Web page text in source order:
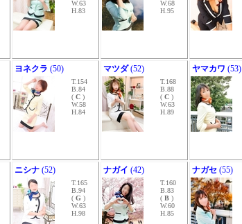
W.63
H.83
W.68
H.95
ヨネクラ (50)
T.154
B.84
( C )
W.58
H.84
マツダ(52)
T.168
B.88
( C )
W.63
H.89
ヤマカワ (53)
ニシナ (52)
T.165
B.94
( G )
W.63
H.98
ナガイ (42)
T.160
B.83
( B )
W.60
H.85
ナガセ (55)